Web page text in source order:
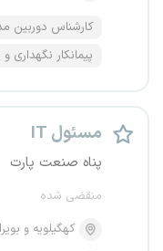
کارشناس دوربین
پیمانکار
مسئول IT
پناه صنعت پارت
منقضی شده
کهگیلویه و